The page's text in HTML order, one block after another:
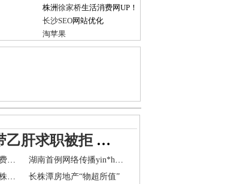
株洲徐家桥生活消费网UP！
长沙SEO网站优化
淘苹果
研究生因携带乙肝求职被拒 状告三一集团
东银炒股特色软件免费赠送
湖南首例网络传播yin*h案昨日开庭 40余户村民联名求情
全国土地治污首选长株潭试点 确保稻米重金属含量不超标
长株潭房地产“物超所值”